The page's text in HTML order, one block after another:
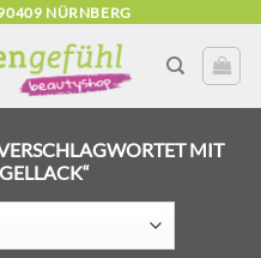
NÜRNBERG
MIT